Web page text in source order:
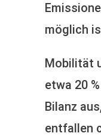
möglich
Mobilität
etwa 20
Bilanz
entfallen